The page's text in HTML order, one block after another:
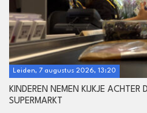
Leiden, 7 augustus 2026, 13:20
KINDEREN NEMEN KIJKJE ACHTER
SUPERMARKT